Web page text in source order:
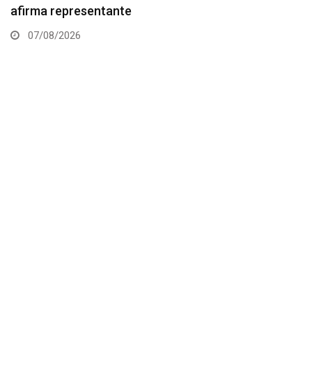
Gamrot hace peso para pelea con Salkilld
07/08/2026